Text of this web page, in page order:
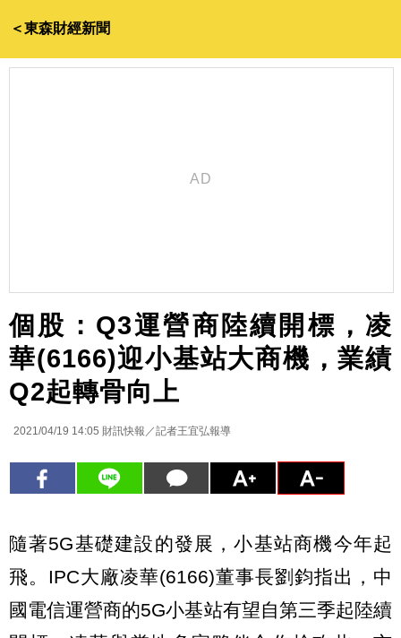
＜東森財經新聞
個股：Q3運營商陸續開標，凌
華(6166)迎小基站大商機，業績
Q2起轉骨向上
2021/04/19 14:05 財訊快報／記者王宜弘報導
隨著5G基礎建設的發展，小基站商機今年起
飛。IPC大廠凌華(6166)董事長劉鈞指出，中
國電信運營商的5G小基站有望自第三季起陸續